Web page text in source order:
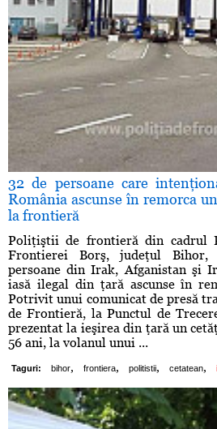
32 de persoane care
România ascunse în remorca
la frontieră
Poliţiştii de frontieră din cadrul
Frontierei Borş, judeţul
persoane din Irak, Afganistan şi
iasă ilegal din ţară ascunse în
Potrivit unui comunicat de presă
de Frontieră, la Punctul de
prezentat la ieşirea din ţară un
56 ani, la volanul unui ...
Taguri: bihor, frontiera, politistii, cetatean,